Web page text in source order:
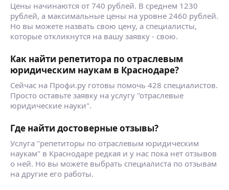
Цены начинаются от 740 рублей. В среднем 1230
рублей, а максимальные цены на уровне 2460 рублей.
Но вы можете назвать свою цену, а специалисты,
которые откликнутся на вашу заявку - свою.
Как найти репетитора по отраслевым
юридическим наукам в Краснодаре?
Сейчас на Профи.ру готовы помочь 428 специалистов.
Просто оставьте заявку на услугу "отраслевые
юридические науки".
Где найти достоверные отзывы?
Услуга "репетиторы по отраслевым юридическим
наукам" в Краснодаре редкая и у нас пока нет отзывов
о ней. Но вы можете выбрать специалиста по отзывам
на другие его работы.